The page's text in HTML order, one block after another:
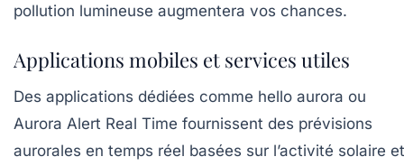
pollution lumineuse augmentera vos chances.
Applications mobiles et services utiles
Des applications dédiées comme hello aurora ou
Aurora Alert Real Time fournissent des prévisions
aurorales en temps réel basées sur l’activité solaire et